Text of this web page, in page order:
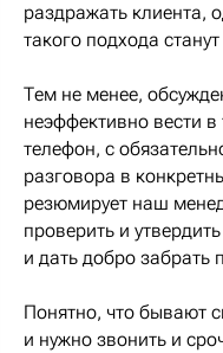
раздражать клиента,
такого подхода
Тем не менее,
неэффективно вести
телефон, с
разговора в
резюмирует наш
проверить и
и дать добро забрать
Понятно, что бывают
и нужно звонить и